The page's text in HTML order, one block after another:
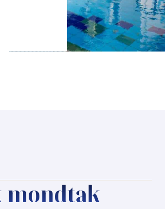
mondtak